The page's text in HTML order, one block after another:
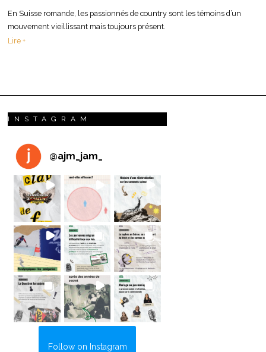
En Suisse romande, les passionnés de country sont les témoins d’un
mouvement vieillissant mais toujours présent.
Lire +
INSTAGRAM
@ajm_jam_
Follow on Instagram